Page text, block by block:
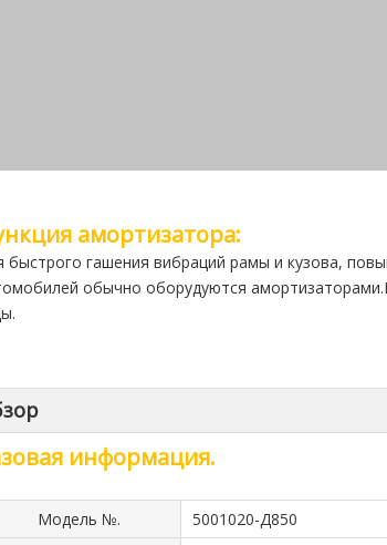
амортизатора:
быстрого гашения вибраций рамы и кузова,
обычно оборудуются
информация.
Модель №. 5001020-Д850